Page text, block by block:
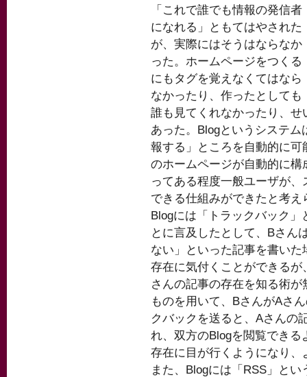
「これで誰でも情報の発信者
になれる」ともてはやされた
が、実際にはそうはならなか
った。ホームページをつくる
にもタグを覚えなくてはなら
なかったり、作ったとしても
誰も見てくれなかったり、
あった。Blogというシステ
報する」ところを自動的に
のホームページが自動的に
ってある程度一般ユーザが
できる仕組みができたと考え
Blogには「トラックバック
とに言及したとして、Bさん
ない」といった記事を書い
存在に気付くことができる
さんの記事の存在を知る術
ものを用いて、BさんがAさ
クバックを送ると、Aさんの
れ、双方のBlogを閲覧でき
存在に目が行くようになり
また、Blogには「RSS」と